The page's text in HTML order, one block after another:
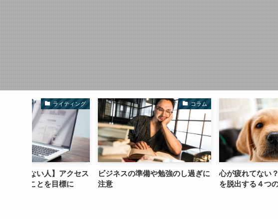
コラム
ビジネスの準備や勉強のし過ぎに
注意
お役たち記事
心が疲れてない？ネガティブ思考
を脱出する４つの方法